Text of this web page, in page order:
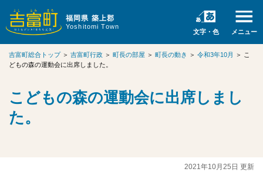
福岡県 築上郡
Yoshitomi Town
文字・色 メニュー
吉富町総合トップ＞ 吉富町行政 ＞ 町長の部屋 ＞ 町長の動き ＞ 令和3年10月 ＞
こ
どもの森の運動会に出席しました。
こどもの森の運動会に出席しまし
た。
2021年10月25日 更新